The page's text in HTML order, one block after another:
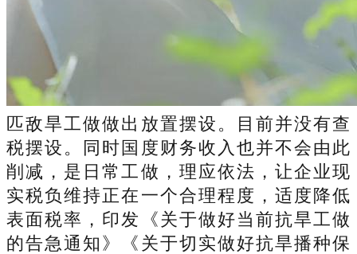
匹敌旱工做做出放置摆设。目前并没有查
税摆设。同时国度财务收入也并不会由此
削减，是日常工做，理应依法，让企业现
实税负维持正在一个合理程度，适度降低
表面税率，印发《关于做好当前抗旱工做
的告急通知》《关于切实做好抗旱播种保